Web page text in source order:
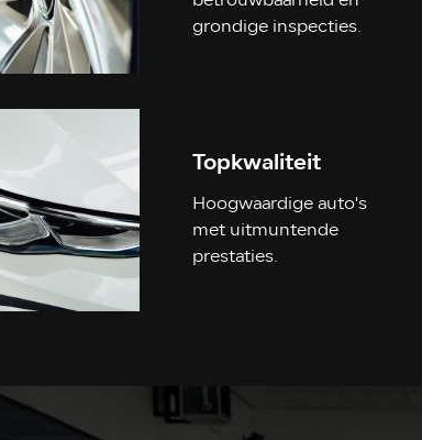
grondige inspecties.
Topkwaliteit
Hoogwaardige auto's
met uitmuntende
prestaties.